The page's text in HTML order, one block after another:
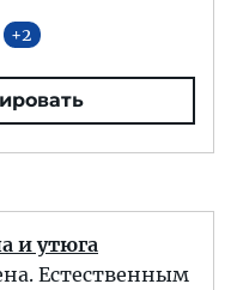
2
и утюга
Естественным